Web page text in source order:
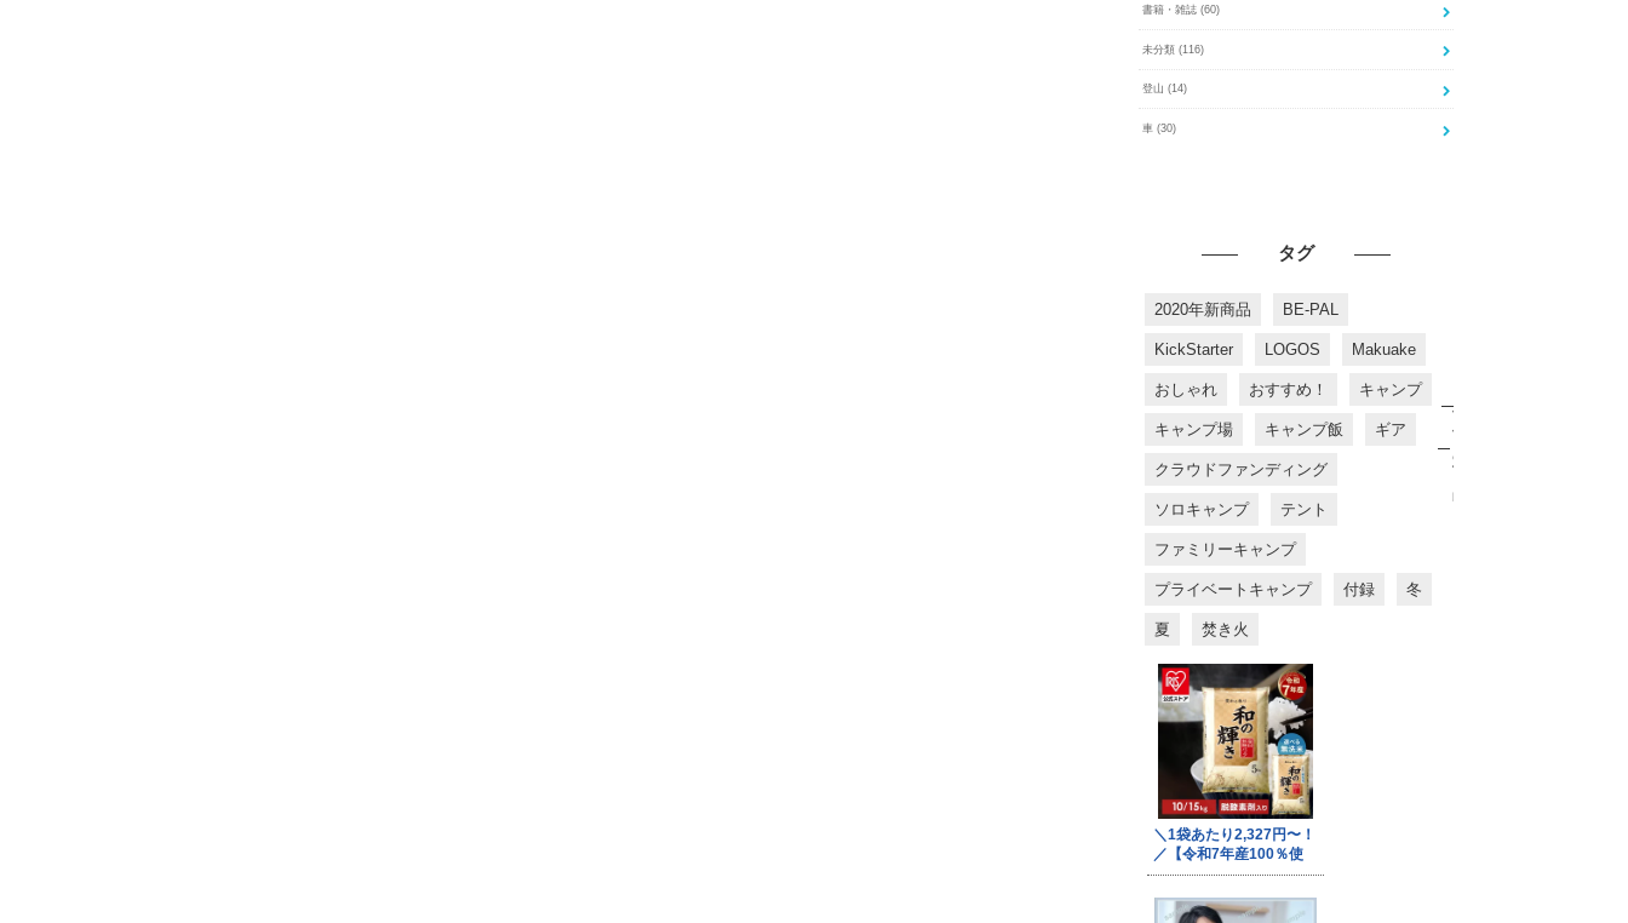
書籍・雑誌 (60)
未分類 (116)
登山 (14)
車 (30)
タグ
2020年新商品 BE-PAL
KickStarter LOGOS Makuake
おしゃれ おすすめ！ キャンプ
キャンプ場 キャンプ飯 ギア
クラウドファンディング
ソロキャンプ テント
ファミリーキャンプ
プライベートキャンプ 付録 冬
夏 焚き火
す
す
め
商
品